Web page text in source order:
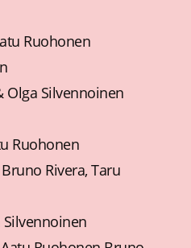
Ruohonen
Olga Silvennoinen
Ruohonen
Rivera, Taru